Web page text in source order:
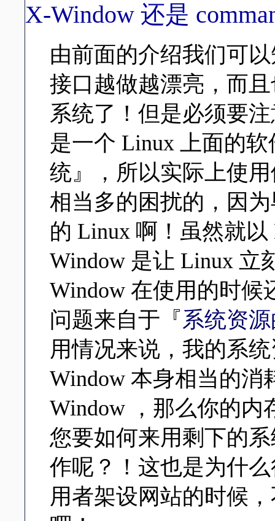
X-Window 还是
由前面的介绍我们可
接口越做越漂亮，而
系统了！但是必须要
是一个 Linux 上面的
统』，所以实际上使
相当多的困扰的，因
的 Linux 啊！虽然就
Window 是让 Linux 立
Window 在使用的时
问题来自于『系统资
用情况来说，我的系
Window 本身相当的
Window ，那么你的内
您要如何来用剩下的
作呢？！这也是为什
用者架设网站的时候